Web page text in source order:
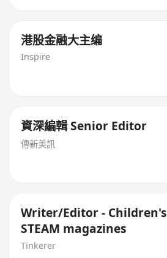
港股金融大主编
Inspire
資深編輯 Senior Editor
傳新美訊
Writer/Editor - Children's
STEAM magazines
Tinkerer